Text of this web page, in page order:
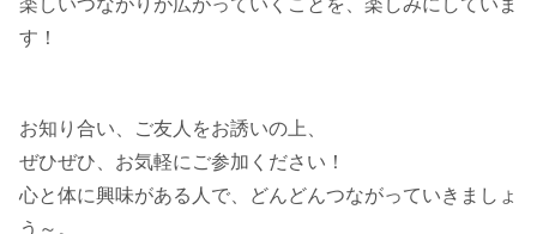
楽しいつながりが広がっていくことを、楽しみにしていま
す！
お知り合い、ご友人をお誘いの上、
ぜひぜひ、お気軽にご参加ください！
心と体に興味がある人で、どんどんつながっていきましょ
う～。